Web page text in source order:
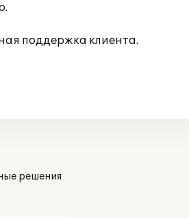
поддержка клиента.
решения